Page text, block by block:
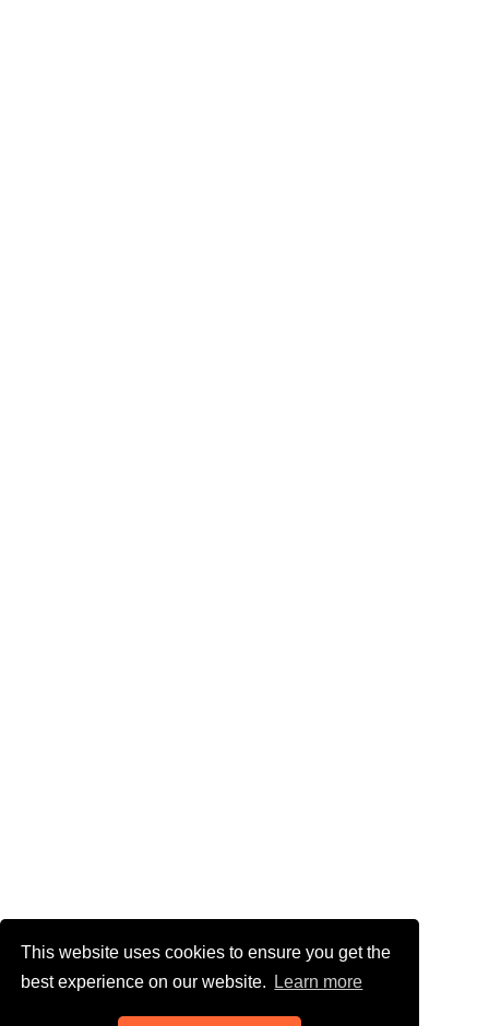
This website uses cookies to ensure you get the
best experience on our website.
Learn more